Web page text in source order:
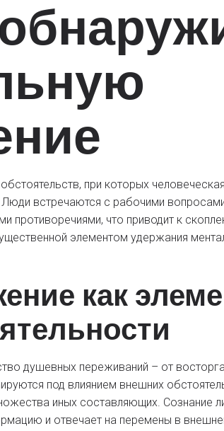
при которых
встречаются с рабочими
противоречиями, что приводит к
элементом удержания
как
душевных переживаний – от
под влиянием внешних
иных составляющих. Сознание
и отвечает на перемены в